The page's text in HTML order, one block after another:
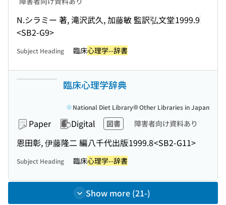
N.シラミー 著, 滝沢武久, 加藤敏 監訳弘文堂1999.9
<SB2-G9>
Subject Heading 臨床心理学--辞書
臨床心理学辞典
Paper Digital 図書 障害者向け資料あり
恩田彰, 伊藤隆二 編八千代出版1999.8<SB2-G11>
National Diet Library Other Libraries in Japan
Subject Heading 臨床心理学--辞書
Show more (21-)